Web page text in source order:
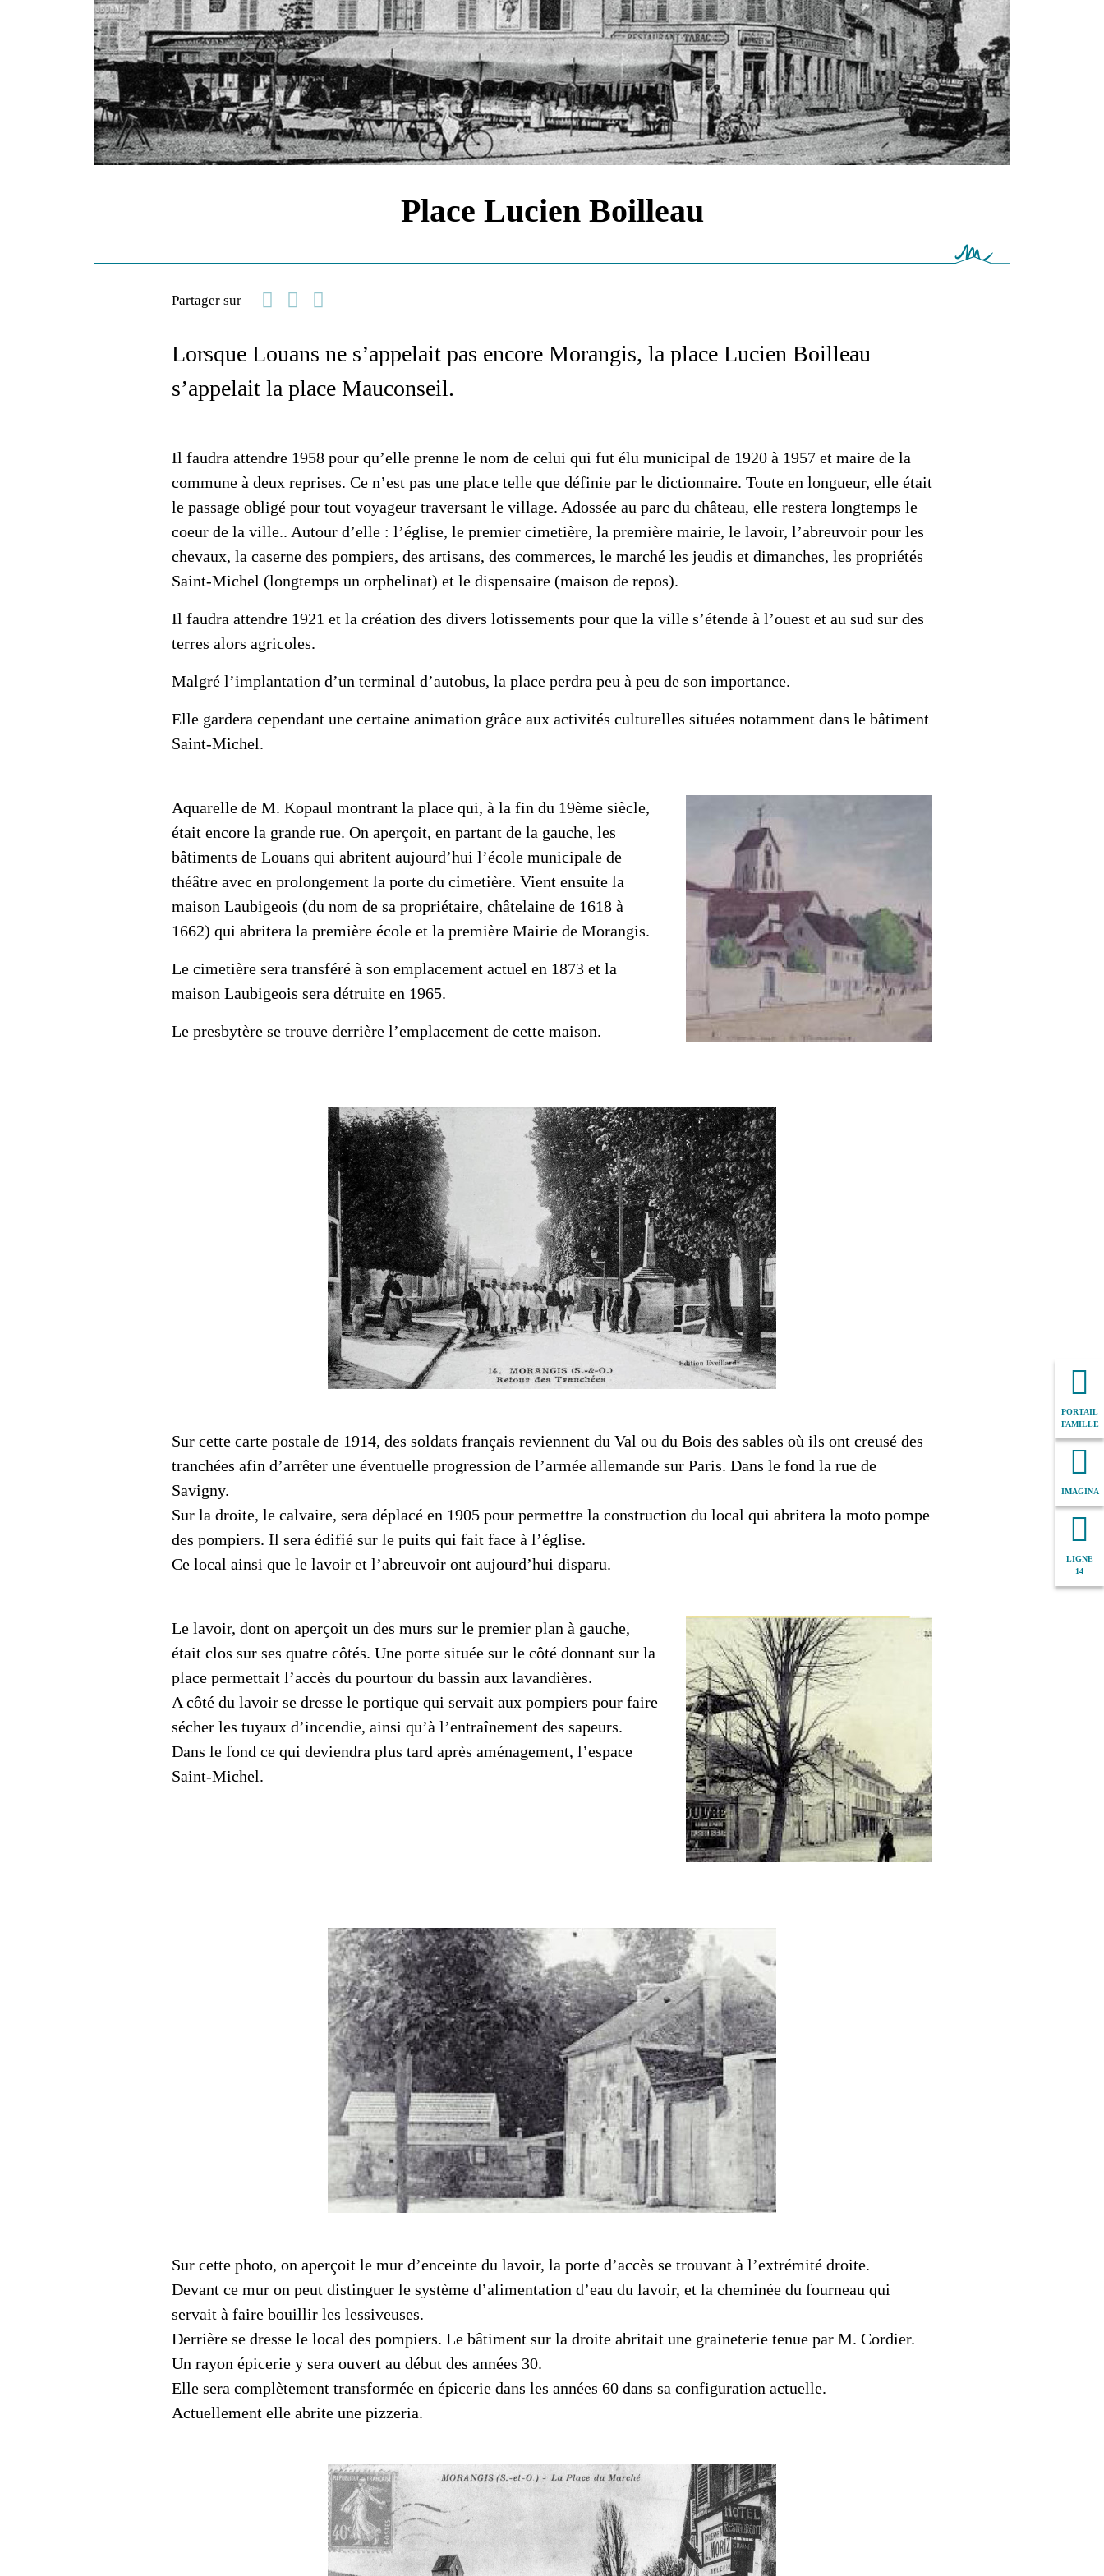
PORTAIL
FAMILLE
IMAGINA
LIGNE
14
Place Lucien Boilleau
Partager sur
FacebookLinkedin
Email
Lorsque Louans ne s’appelait pas encore Morangis, la place Lucien Boilleau
s’appelait la place Mauconseil.
Il faudra attendre 1958 pour qu’elle prenne le nom de celui qui fut élu municipal de 1920 à 1957 et maire de la
commune à deux reprises. Ce n’est pas une place telle que définie par le dictionnaire. Toute en longueur, elle était
le passage obligé pour tout voyageur traversant le village. Adossée au parc du château, elle restera longtemps le
coeur de la ville.. Autour d’elle : l’église, le premier cimetière, la première mairie, le lavoir, l’abreuvoir pour les
chevaux, la caserne des pompiers, des artisans, des commerces, le marché les jeudis et dimanches, les propriétés
Saint-Michel (longtemps un orphelinat) et le dispensaire (maison de repos).
Il faudra attendre 1921 et la création des divers lotissements pour que la ville s’étende à l’ouest et au sud sur des
terres alors agricoles.
Malgré l’implantation d’un terminal d’autobus, la place perdra peu à peu de son importance.
Elle gardera cependant une certaine animation grâce aux activités culturelles situées notamment dans le bâtiment
Saint-Michel.
Aquarelle de M. Kopaul montrant la place qui, à la fin du 19ème siècle,
était encore la grande rue. On aperçoit, en partant de la gauche, les
bâtiments de Louans qui abritent aujourd’hui l’école municipale de
théâtre avec en prolongement la porte du cimetière. Vient ensuite la
maison Laubigeois (du nom de sa propriétaire, châtelaine de 1618 à
1662) qui abritera la première école et la première Mairie de Morangis.
Le cimetière sera transféré à son emplacement actuel en 1873 et la
maison Laubigeois sera détruite en 1965.
Le presbytère se trouve derrière l’emplacement de cette maison.
Sur cette carte postale de 1914, des soldats français reviennent du Val ou du Bois des sables où ils ont creusé des
tranchées afin d’arrêter une éventuelle progression de l’armée allemande sur Paris. Dans le fond la rue de
Savigny.
Sur la droite, le calvaire, sera déplacé en 1905 pour permettre la construction du local qui abritera la moto pompe
des pompiers. Il sera édifié sur le puits qui fait face à l’église.
Ce local ainsi que le lavoir et l’abreuvoir ont aujourd’hui disparu.
Le lavoir, dont on aperçoit un des murs sur le premier plan à gauche,
était clos sur ses quatre côtés. Une porte située sur le côté donnant sur la
place permettait l’accès du pourtour du bassin aux lavandières.
A côté du lavoir se dresse le portique qui servait aux pompiers pour faire
sécher les tuyaux d’incendie, ainsi qu’à l’entraînement des sapeurs.
Dans le fond ce qui deviendra plus tard après aménagement, l’espace
Saint-Michel.
Sur cette photo, on aperçoit le mur d’enceinte du lavoir, la porte d’accès se trouvant à l’extrémité droite.
Devant ce mur on peut distinguer le système d’alimentation d’eau du lavoir, et la cheminée du fourneau qui
servait à faire bouillir les lessiveuses.
Derrière se dresse le local des pompiers. Le bâtiment sur la droite abritait une graineterie tenue par M. Cordier.
Un rayon épicerie y sera ouvert au début des années 30.
Elle sera complètement transformée en épicerie dans les années 60 dans sa configuration actuelle.
Actuellement elle abrite une pizzeria.